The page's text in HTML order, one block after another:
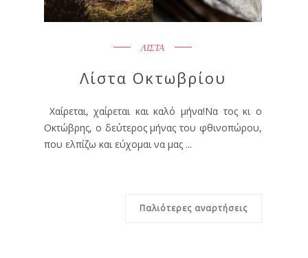
ΛΙΣΤΑ
Λίστα Οκτωβρίου
Χαίρεται, χαίρεται και καλό μήνα!Να τος κι ο
Οκτώβρης, ο δεύτερος μήνας του φθινοπώρου,
που ελπίζω και εύχομαι να μας ...
Παλιότερες αναρτήσεις